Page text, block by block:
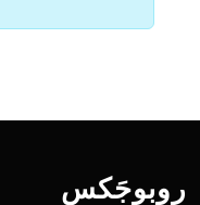
روبوجَکس